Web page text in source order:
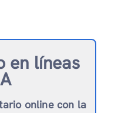
en líneas
online con la